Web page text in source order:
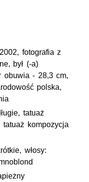
fotografia z
był (-a)
obuwia - 28,3 cm,
polska,
tatuaż
kompozycja
włosy: